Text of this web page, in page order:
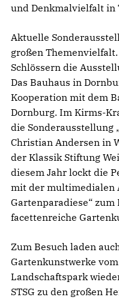
und Denkmalvielfalt in
Aktuelle
großen
Schlössern die
Das Bauhaus in
Kooperation mit dem
Dornburg. Im Kirms-
die Sonderausstellung
Christian Andersen in
der Klassik Stiftung
diesem Jahr lockt die
mit der multimedialen
Gartenparadiese“
facettenreiche
Zum Besuch laden
Gartenkunstwerke
Landschaftspark
STSG zu den großen